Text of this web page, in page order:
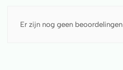
Er zijn nog geen beoordelingen